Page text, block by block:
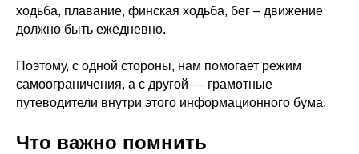
ходьба, плавание, финская ходьба, бег – движение
должно быть ежедневно.
Поэтому, с одной стороны, нам помогает режим
самоограничения, а с другой — грамотные
путеводители внутри этого информационного бума.
Что важно помнить